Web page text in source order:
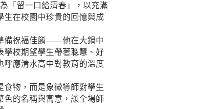
「留一口給清春」，以充滿
生在校園中珍貴的回憶與成
備祝福佳餚——他在大鍋中
學校期望學生帶著聰慧、好
呼應清水高中對教育的溫度
物，而是象徵導師對學生
的名稱與寓意，讓全場師